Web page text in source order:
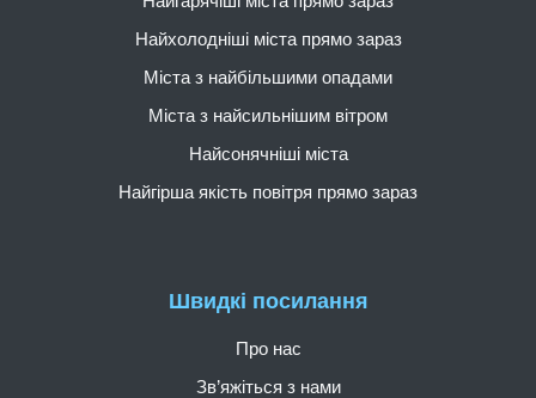
Швидкі посилання
Про нас
Зв’яжіться з нами
Найхолодніші міста прямо зараз
Міста з найбільшими опадами
Міста з найсильнішим вітром
Найсонячніші міста
Найгірша якість повітря прямо зараз